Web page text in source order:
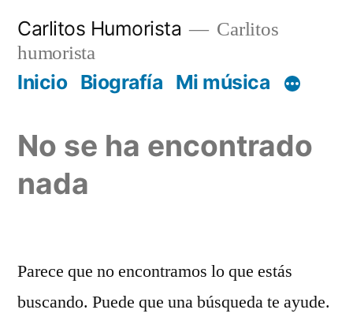
contenido
Carlitos Humorista
Carlitos
humorista
Inicio Biografía Mi música
No se ha encontrado
nada
Parece que no encontramos lo que estás
buscando. Puede que una búsqueda te ayude.